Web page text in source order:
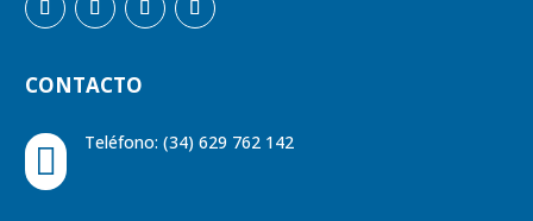
CONTACTO
 Teléfono: (34) 629 762 142